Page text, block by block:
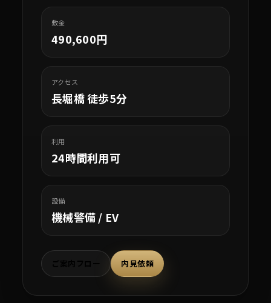
敷金
490,600円
アクセス
長堀橋 徒歩5分
利用
24時間利用可
設備
機械警備 / EV
内見依頼